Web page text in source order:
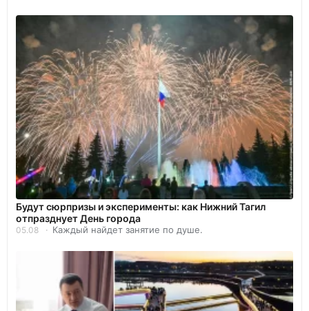
Будут сюрпризы и эксперименты: как Нижний Тагил
отпразднует День города
05.08 Каждый найдет занятие по душе.